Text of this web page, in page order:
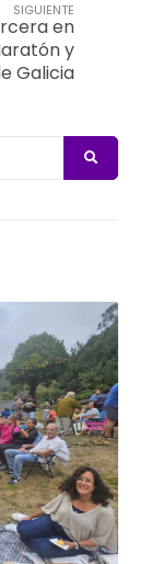
SIGUIENTE
en
y
Galicia